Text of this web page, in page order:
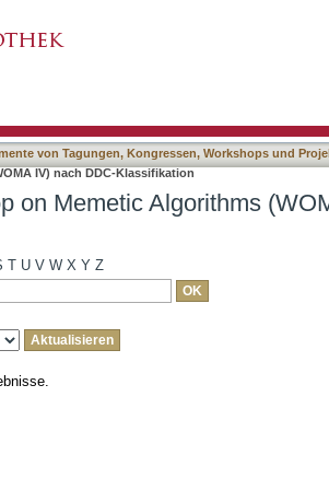
von Tagungen, Kongressen, Workshops und
IV) nach DDC-Klassifikation
on Memetic Algorithms
T U V W X Y Z